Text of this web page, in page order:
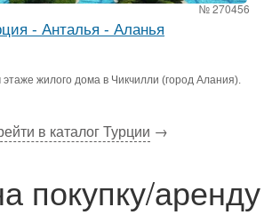
№ 270456
- Анталья - Аланья
этаже жилого дома в Чикчилли (город Алания).
в каталог Турции →
покупку/аренду